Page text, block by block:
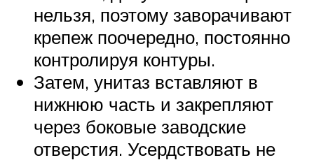
нельзя, поэтому заворачивают
крепеж поочередно, постоянно
контролируя контуры.
Затем, унитаз вставляют в
нижнюю часть и закрепляют
через боковые заводские
отверстия. Усердствовать не